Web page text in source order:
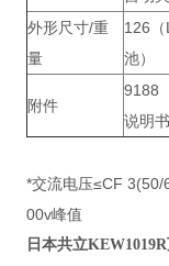
外形尺寸/重
量
126（
池）
附件
9188
说明书
*交流电压≤CF 3(50/
00v峰值
日本共立KEW1019R